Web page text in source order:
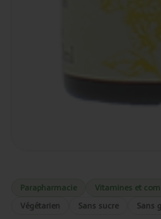
Parapharmacie Vitamines et
Végétarien
Sans sucre Sans